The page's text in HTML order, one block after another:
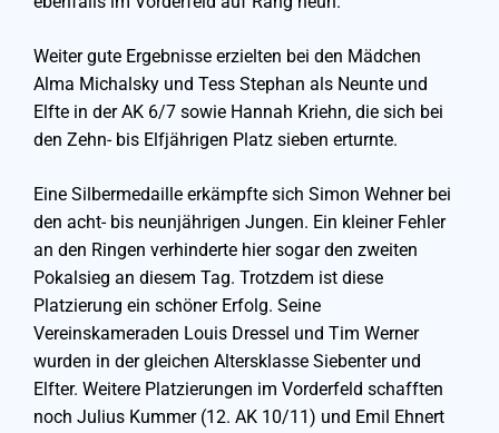
Weiter gute Ergebnisse erzielten bei den Mädchen
Alma Michalsky und Tess Stephan als Neunte und
Elfte in der AK 6/7 sowie Hannah Kriehn, die sich bei
den Zehn- bis Elfjährigen Platz sieben erturnte.
Eine Silbermedaille erkämpfte sich Simon Wehner bei
den acht- bis neunjährigen Jungen. Ein kleiner Fehler
an den Ringen verhinderte hier sogar den zweiten
Pokalsieg an diesem Tag. Trotzdem ist diese
Platzierung ein schöner Erfolg. Seine
Vereinskameraden Louis Dressel und Tim Werner
wurden in der gleichen Altersklasse Siebenter und
Elfter. Weitere Platzierungen im Vorderfeld schafften
noch Julius Kummer (12. AK 10/11) und Emil Ehnert